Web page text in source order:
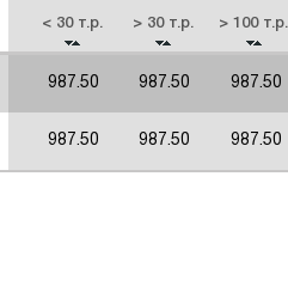
< 30 т.р. > 30 т.р. > 100 т.р.
987.50 987.50 987.50
987.50 987.50 987.50